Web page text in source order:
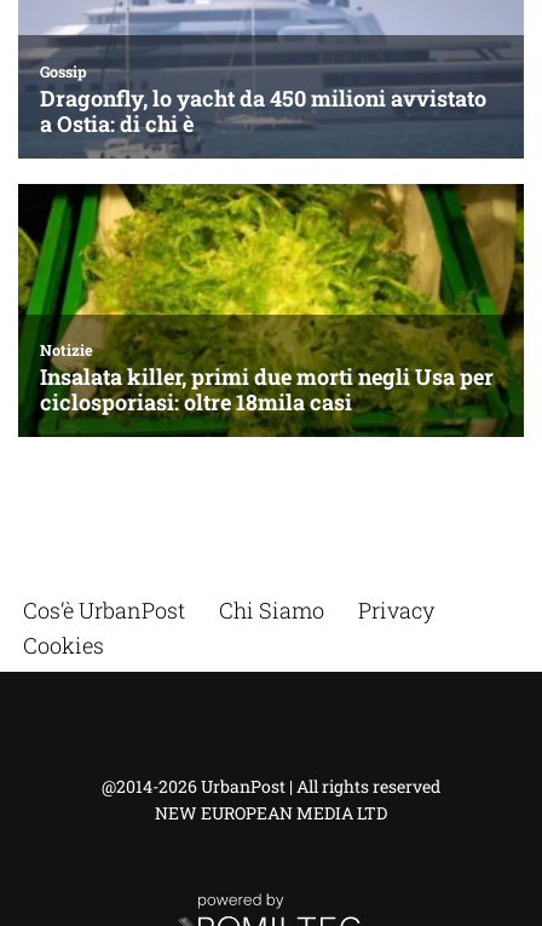
Cos’è UrbanPost Chi Siamo
Privacy
Cookies
@2014-2026 UrbanPost | All rights reserved
NEW EUROPEAN MEDIA LTD